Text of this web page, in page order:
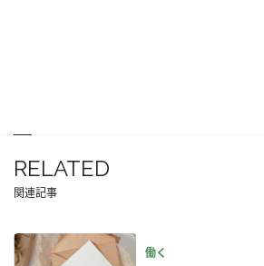
RELATED
関連記事
働く